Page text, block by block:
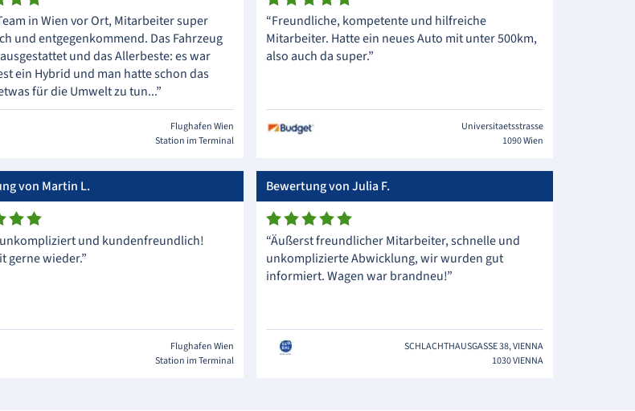
in Wien vor Ort, Mitarbeiter super
und entgegenkommend. Das Fahrzeug
und das Allerbeste: es war
ein Hybrid und man hatte schon das
für die Umwelt zu tun...”
Flughafen Wien
Station im Terminal
“Freundliche, kompetente und hilfreiche
Mitarbeiter. Hatte ein neues Auto mit unter 500km,
also auch da super.”
Universitaetsstrasse
1090 Wien
von Martin L.
unkompliziert und kundenfreundlich!
gerne wieder.”
Flughafen Wien
Station im Terminal
Bewertung von Julia F.
“Äußerst freundlicher Mitarbeiter, schnelle und
unkomplizierte Abwicklung, wir wurden gut
informiert. Wagen war brandneu!”
SCHLACHTHAUSGASSE 38, VIENNA
1030 VIENNA